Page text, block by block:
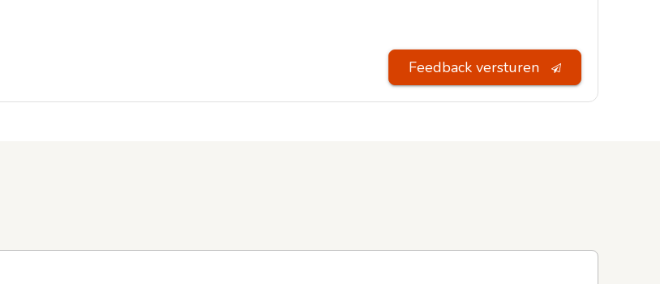
Feedback versturen